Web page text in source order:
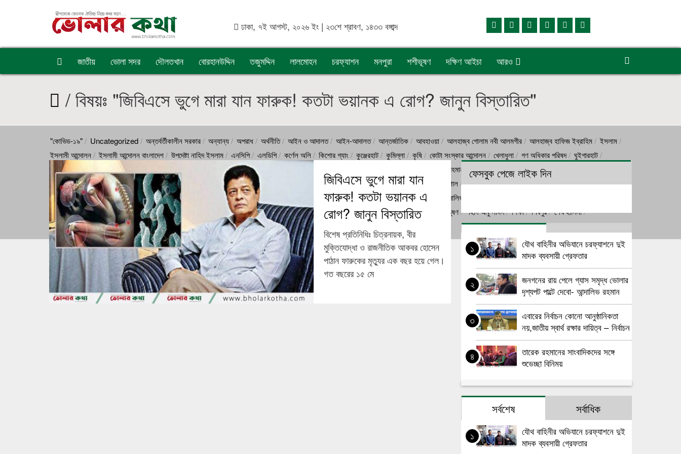
ঢাকা, ৭ই আগস্ট, ২০২৬ ইং | ২৩শে শ্রাবণ, ১৪৩৩ বঙ্গাব্দ
জাতীয় ভোলা সদর দৌলতখান বোরহানউদ্দিন তজুমদ্দিন লালমোহন চরফ্যাশন মনপুরা শশীভূষণ দক্ষিণ আইচা আরও
/ বিষয়ঃ "জিবিএসে ভুগে মারা যান ফারুক! কতটা ভয়ানক এ রোগ? জানুন বিস্তারিত"
"কোভিড-১৯" Uncategorized অন্তর্বর্তীকালীন সরকার অন্যান্য অপরাধ অর্থনীতি আইন ও আদালত আইন-আদালত আন্তর্জাতিক আবহাওয়া আলহাজ্ব গোলাম নবী আলমগীর আলহাজ্ব হাফিজ ইব্রাহিম
ইসলাম
ইসলামী আন্দোলন
ইসলামী আন্দোলন বাংলাদেশ উপদেষ্টা নাহিদ ইসলাম এনসিপি এলডিপি কর্ণেল অলি কিশোর গ্যাং কুঞ্জেরহাট কুমিল্লা কৃষি কোটা সংস্কার আন্দোলন খেলাধুলা গণ অধিকার পরিষদ
ঘুইগারহাট
চরফ্যাশন
জামায়াতে ইসলামী জুলাই অভ্যুত্থান তারেক রহমান তীব্র গরম দক্ষিণ আইচা দুর্ঘটনা
নাগরিক ঐক্য
নাজিম উদ্দিন আলম নারী ও শিশু নির্বাচন নুরুল ইসলাম নয়নের নেপাল পাকিস্তান প্রাণী সম্পদ ফখরুল ফেনী বন্যা বরিশাল বানিজ্য বাবর
বাংলাদেশ আওয়ামী লীগ
বাংলাদেশ খেলাফত মজলিস
বাংলাবাজার বিএনপি বিজেপি বিসিবি বেগম খালেদা জিয়া বৈষম্যবিরোধী ছাত্র আন্দোলন বোরহানউদ্দিন ব্যারিস্টার আন্দালিভ রহমান পার্থ
ভোলা সদর
ভ্রমন মৎস্য মনপুরা মাদক মালোশিয়া মুক্তিযোদ্ধা মেজর হাফিজ রাজনীতি রাজাপুর রাশিয়া লালমোহন লোডশেডিং শশীভূষণ শহীদ আবু সাঈদ শিক্ষা শিবপুর
শেখ হাসিনা
সমন্বয়কারী শিক্ষার্থী
সাংস্কৃতি সুশাসনের জন্য নাগরিক স্বাস্থ্য ও চিকিৎসা হাসিনা হিন্দু ধর্ম হেফাজতে ইসলামি বাংলাদেশ
জিবিএসে ভুগে মারা যান
ফারুক! কতটা ভয়ানক এ
রোগ? জানুন বিস্তারিত
বিশেষ প্রতিনিধিঃ চিত্রনায়ক, বীর
মুক্তিযোদ্ধা ও রাজনীতিক আকবর হোসেন
পাঠান ফারুকের মৃত্যুর এক বছর হয়ে গেল।
গত বছরের ১৫ মে
ফেসবুক পেজে লাইক দিন
১
যৌথ বাহিনীর অভিযানে চরফ্যাশনে দুই
মাদক ব্যবসায়ী গ্রেফতার
২
জনগনের রায় পেলে গ্যাস সমৃদ্ধ ভোলার
দৃশ্যপট পাল্টে দেবো- আন্দালিভ রহমান
পার্থ
৩
এবারের নির্বাচন কোনো আনুষ্ঠানিকতা
নয়,জাতীয় স্বার্থ রক্ষার দায়িত্ব – নির্বাচন
কমিশনার
৪
তারেক রহমানের সাংবাদিকদের সঙ্গে
শুভেচ্ছা বিনিময়
৫
দু-এক দিনের মধ্যে বিএনপির চেয়ারম্যান
হচ্ছেন তারেক রহমান
৬
কবে থেকে শুরু হবে যৌথবাহিনীর
অভিযান জানালো ইসি
সর্বশেষ সর্বাধিক
১
যৌথ বাহিনীর অভিযানে চরফ্যাশনে দুই
মাদক ব্যবসায়ী গ্রেফতার